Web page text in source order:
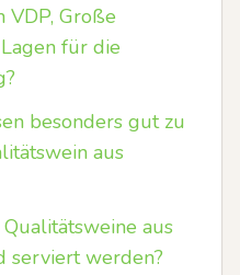
Große
für die
besonders gut zu
aus
aus
serviert werden?